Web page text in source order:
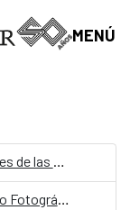
MENÚ
FILFA 2024 – Feria Internacional del Libro Fotográfico Autoral en el Juande